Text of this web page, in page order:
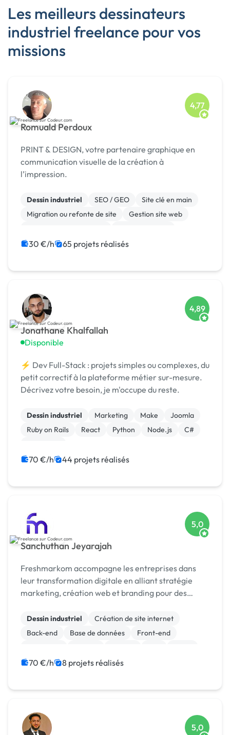
Les meilleurs dessinateurs
industriel freelance pour vos
missions
Romuald Perdoux
4,77
PRINT & DESIGN, votre partenaire graphique en
communication visuelle de la création à
l’impression.
Dessin industriel SEO / GEO
Site clé en main
Migration ou refonte de site
Gestion site web
Système de paiement
Paypal
30 €/h 65 projets réalisés
Jonathane Khalfallah
Disponible
4,89
⚡ Dev Full-Stack : projets simples ou complexes, du
petit correctif à la plateforme métier sur-mesure.
Décrivez votre besoin, je m'occupe du reste.
Dessin industriel Marketing Make
Joomla
Ruby on Rails
React Python Node.js
C#
70 €/h 44 projets réalisés
Sanchuthan Jeyarajah
5,0
Freshmarkom accompagne les entreprises dans
leur transformation digitale en alliant stratégie
marketing, création web et branding pour des
Dessin industriel
Création de site internet
Back-end
Base de données
Front-end
70 €/h 8 projets réalisés
5,0